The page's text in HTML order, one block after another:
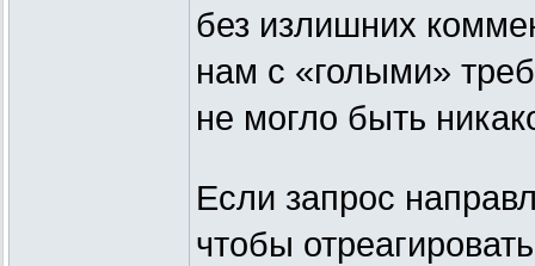
без излишних
нам с «голыми»
не могло быть
Если запрос
чтобы